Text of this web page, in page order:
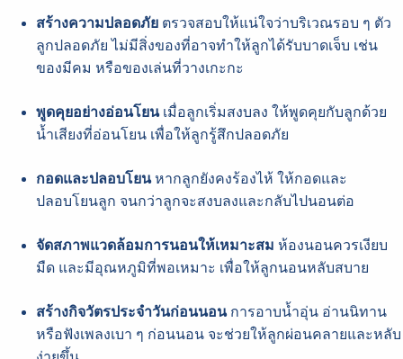
สร้างความปลอดภัย ตรวจสอบให้แน่ใจว่าบริเวณรอบ ๆ ตัว
ลูกปลอดภัย ไม่มีสิ่งของที่อาจทำให้ลูกได้รับบาดเจ็บ เช่น
ของมีคม หรือของเล่นที่วางเกะกะ
พูดคุยอย่างอ่อนโยนเมื่อลูกเริ่มสงบลง ให้พูดคุยกับลูกด้วย
น้ำเสียงที่อ่อนโยน เพื่อให้ลูกรู้สึกปลอดภัย
กอดและปลอบโยนหากลูกยังคงร้องไห้ ให้กอดและ
ปลอบโยนลูก จนกว่าลูกจะสงบลงและกลับไปนอนต่อ
จัดสภาพแวดล้อมการนอนให้เหมาะสม ห้องนอนควรเงียบ
มืด และมีอุณหภูมิที่พอเหมาะ เพื่อให้ลูกนอนหลับสบาย
สร้างกิจวัตรประจำวันก่อนนอนการอาบน้ำอุ่น อ่านนิทาน
หรือฟังเพลงเบา ๆ ก่อนนอน จะช่วยให้ลูกผ่อนคลายและหลับ